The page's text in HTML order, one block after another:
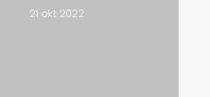
21 okt 2022